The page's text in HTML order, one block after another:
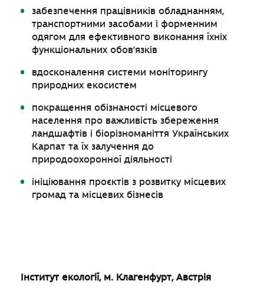
забезпечення працівників обладнанням,
транспортними засобами і форменним
одягом для ефективного виконання їхніх
функціональних обов’язків
вдосконалення системи моніторингу
природних екосистем
покращення обізнаності місцевого
населення про важливість збереження
ландшафтів і біорізноманіття Українських
Карпат та їх залучення до
природоохоронної діяльності
ініціювання проєктів з розвитку місцевих
громад та місцевих бізнесів
Інститут екології, м. Клагенфурт, Австрія